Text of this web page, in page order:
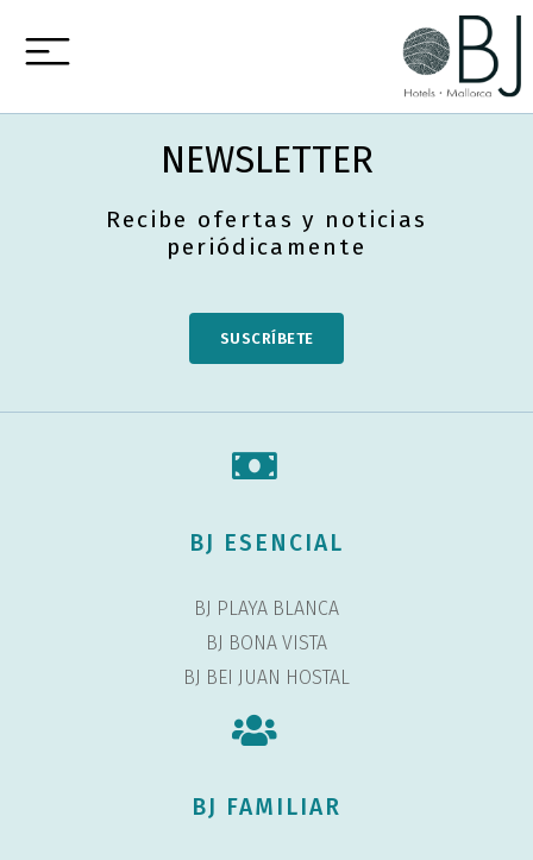
NEWSLETTER
Recibe ofertas y noticias
periódicamente
SUSCRÍBETE
BJ ESENCIAL
BJ PLAYA BLANCA
BJ BONA VISTA
BJ BEI JUAN HOSTAL
BJ FAMILIAR